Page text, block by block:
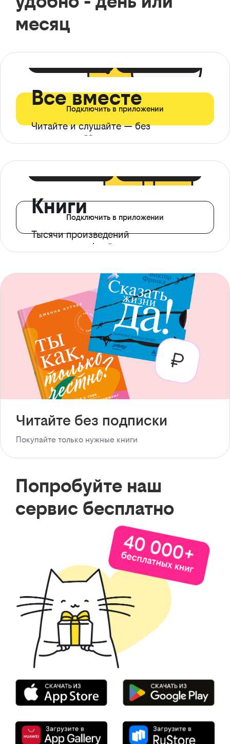
месяц
Все вместе
Читайте и слушайте — без
ограничений*
Подключить в приложении
Книги
Тысячи произведений
с доступом офлайн
Подключить в приложении
Читайте без подписки
Покупайте только нужные книги
Попробуйте наш
сервис бесплатно